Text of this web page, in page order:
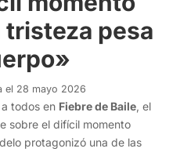
pesa
el 28 mayo 2026
todos en Fiebre de Baile, el
sobre el difícil momento
protagonizó una de las